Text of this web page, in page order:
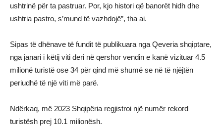
ushtrinë për ta pastruar. Por, kjo histori që banorët hidh dhe
ushtria pastro, s’mund të vazhdojë”, tha ai.
Sipas të dhënave të fundit të publikuara nga Qeveria shqiptare,
nga janari i këtij viti deri në qershor vendin e kanë vizituar 4.5
milionë turistë ose 34 për qind më shumë se në të njëjtën
periudhë të një viti më parë.
Ndërkaq, më 2023 Shqipëria regjistroi një numër rekord
turistësh prej 10.1 milionësh.